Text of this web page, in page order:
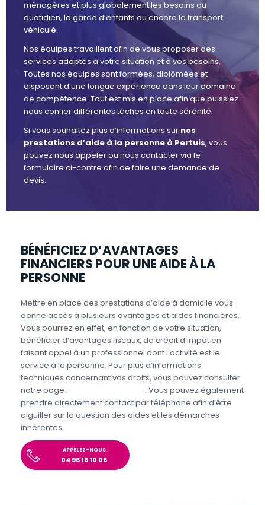
ménagères et plus globalement les besoins du
quotidien, la garde d’enfants ou encore le transport
véhiculé.
Nos équipes travaillent afin de vous proposer des
services adaptés à votre situation et à vos besoins.
Toutes nos équipes sont formées, diplômées et
disposent d’une longue expérience dans leur domaine
de compétence. Tout est mis en place afin que puissiez
nous confier différentes tâches en toute sérénité.
Si vous souhaitez plus d’informations sur nos
prestations d’aide à la personne à Pertuis, vous
pouvez nous appeler ou nous contacter via le
formulaire ci-contre afin de faire une demande de
devis.
BÉNÉFICIEZ D’AVANTAGES
FINANCIERS POUR UNE AIDE À LA
PERSONNE
Mettre en place des prestations d’aide à domicile vous
donne accès à plusieurs avantages et aides financières.
Vous pourrez en effet, en fonction de votre situation,
bénéficier d’avantages fiscaux, de crédit d’impôt en
faisant appel à un professionnel dont l’activité est le
service à la personne. Pour plus d’informations
techniques concernant vos droits, vous pouvez consulter
notre page :
. Vous pouvez également
prendre directement contact par téléphone afin d’être
aiguiller sur la question des aides et les démarches
inhérentes.
APPELEZ-NOUS
04 96 16 10 06